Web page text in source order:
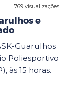
769 visualizações
e
Guarulhos
Poliesportivo
às 15 horas.